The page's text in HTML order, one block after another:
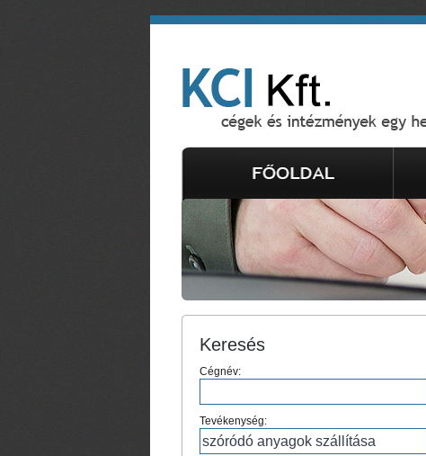
Keresés
Cégnév:
Tevékenység: